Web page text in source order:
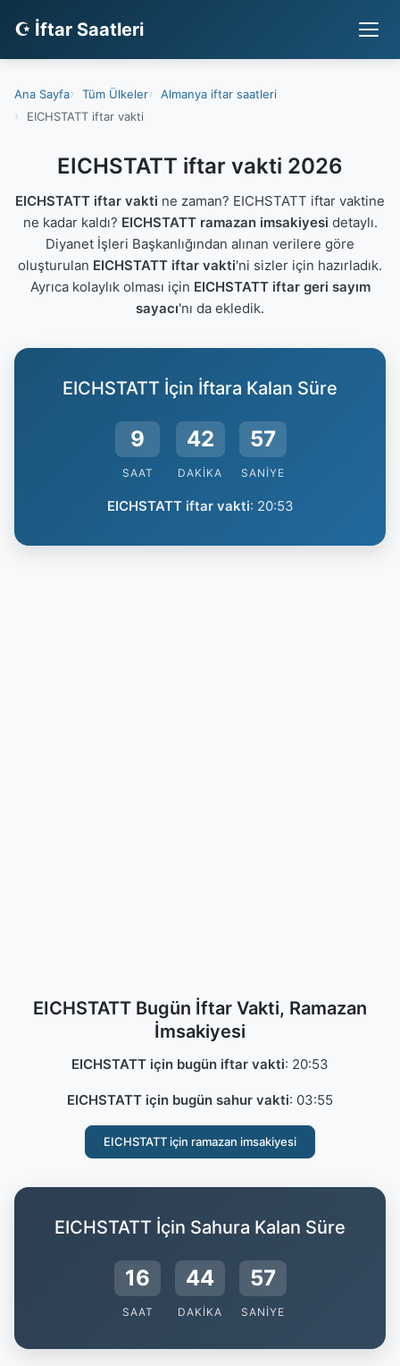
☪ İftar Saatleri
Ana Sayfa Tüm Ülkeler
Almanya iftar saatleri
EICHSTATT iftar vakti
EICHSTATT iftar vakti 2026
EICHSTATT iftar vakti ne zaman? EICHSTATT iftar vaktine
ne kadar kaldı? EICHSTATT ramazan imsakiyesi detaylı.
Diyanet İşleri Başkanlığından alınan verilere göre
oluşturulan EICHSTATT iftar vakti'ni sizler için hazırladık.
Ayrıca kolaylık olması için EICHSTATT iftar geri sayım
sayacı'nı da ekledik.
EICHSTATT İçin İftara Kalan Süre
9
SAAT
42
DAKIKA
56
SANIYE
EICHSTATT iftar vakti: 20:53
EICHSTATT Bugün İftar Vakti, Ramazan
İmsakiyesi
EICHSTATT için bugün iftar vakti: 20:53
EICHSTATT için bugün sahur vakti: 03:55
EICHSTATT için ramazan imsakiyesi
EICHSTATT İçin Sahura Kalan Süre
16
SAAT
44
DAKIKA
56
SANIYE